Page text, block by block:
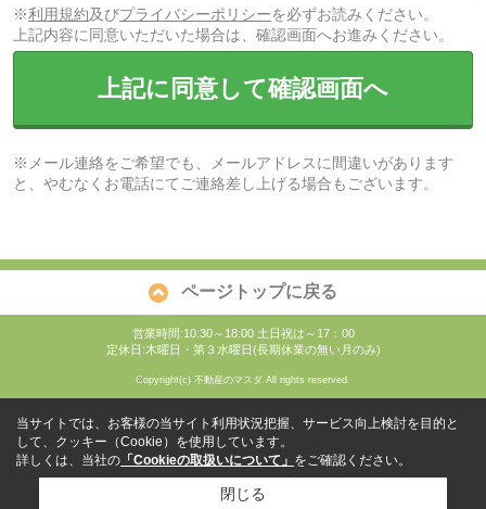
※利用規約及びプライバシーポリシーを必ずお読みください。
上記内容に同意いただいた場合は、確認画面へお進みください。
上記に同意して確認画面へ
※メール連絡をご希望でも、メールアドレスに間違いがあります
と、やむなくお電話にてご連絡差し上げる場合もございます。
ページトップに戻る
営業時間:10:30～18:00 土日祝は～17：00
定休日:木曜日・第３水曜日(長期休業の無い月のみ)
Copyright(c) 不動産のマスダ All rights reserved.
当サイトでは、お客様の当サイト利用状況把握、サービス向上検討を目的と
して、クッキー（Cookie）を使用しています。
詳しくは、当社の 「Cookieの取扱いについて」 をご確認ください。
閉じる